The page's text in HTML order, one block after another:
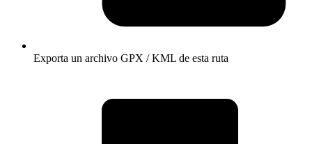
Exporta un archivo GPX / KML de esta ruta